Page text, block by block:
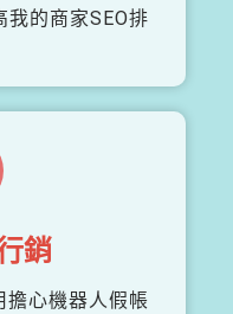
的商家SEO排
銷
擔心機器人假帳